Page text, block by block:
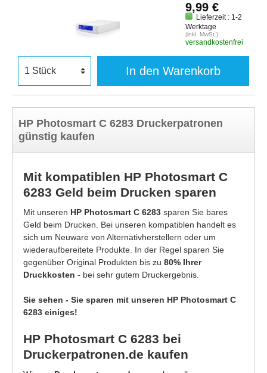
9,99 €
Lieferzeit : 1-2
Werktage
(inkl. MwSt.)
versandkostenfrei
In den Warenkorb
HP Photosmart C 6283 Druckerpatronen
günstig kaufen
Mit kompatiblen HP Photosmart C
6283 Geld beim Drucken sparen
Mit unseren HP Photosmart C 6283 sparen Sie bares
Geld beim Drucken. Bei unseren kompatiblen handelt es
sich um Neuware von Alternativherstellern oder um
wiederaufbereitete Produkte. In der Regel sparen Sie
gegenüber Original Produkten bis zu 80% Ihrer
Druckkosten - bei sehr gutem Druckergebnis.
Sie sehen - Sie sparen mit unseren HP Photosmart C
6283 einiges!
HP Photosmart C 6283 bei
Druckerpatronen.de kaufen